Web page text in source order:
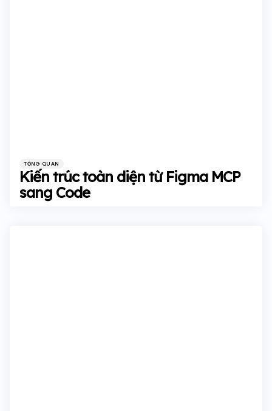
Categories
Posted
in
TỔNG QUAN
Kiến trúc toàn diện từ Figma MCP
sang Code